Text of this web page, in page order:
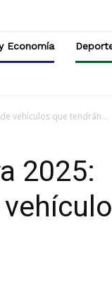
Economía
vehículos que tendrán...
2025: